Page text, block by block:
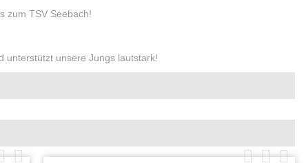
zum TSV Seebach!
unterstützt unsere Jungs lautstark!